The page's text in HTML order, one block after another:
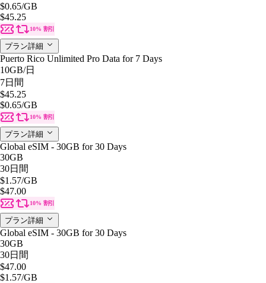
$0.65/GB
$45.25
10% 割引
プラン詳細
Puerto Rico Unlimited Pro Data for 7 Days
10GB/日
7日間
$45.25
$0.65/GB
10% 割引
プラン詳細
Global eSIM - 30GB for 30 Days
30GB
30日間
$1.57/GB
$47.00
10% 割引
プラン詳細
Global eSIM - 30GB for 30 Days
30GB
30日間
$47.00
$1.57/GB